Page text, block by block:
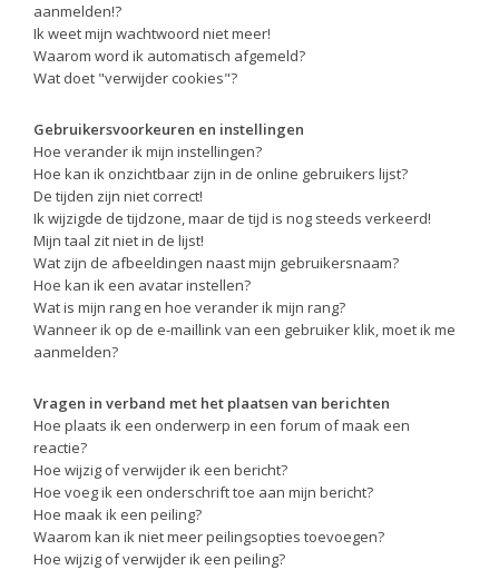
aanmelden!?
Ik weet mijn wachtwoord niet meer!
Waarom word ik automatisch afgemeld?
Wat doet "verwijder cookies"?
Gebruikersvoorkeuren en instellingen
Hoe verander ik mijn instellingen?
Hoe kan ik onzichtbaar zijn in de online gebruikers lijst?
De tijden zijn niet correct!
Ik wijzigde de tijdzone, maar de tijd is nog steeds verkeerd!
Mijn taal zit niet in de lijst!
Wat zijn de afbeeldingen naast mijn gebruikersnaam?
Hoe kan ik een avatar instellen?
Wat is mijn rang en hoe verander ik mijn rang?
Wanneer ik op de e-maillink van een gebruiker klik, moet ik me
aanmelden?
Vragen in verband met het plaatsen van berichten
Hoe plaats ik een onderwerp in een forum of maak een
reactie?
Hoe wijzig of verwijder ik een bericht?
Hoe voeg ik een onderschrift toe aan mijn bericht?
Hoe maak ik een peiling?
Waarom kan ik niet meer peilingsopties toevoegen?
Hoe wijzig of verwijder ik een peiling?